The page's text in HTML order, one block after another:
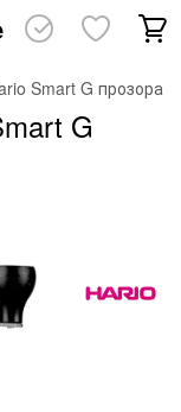
Smart G прозора
G